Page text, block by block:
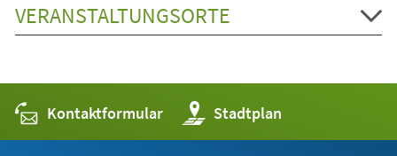
VERANSTALTUNGSORTE
Kontaktformular Stadtplan
(Öffnet
in
einem